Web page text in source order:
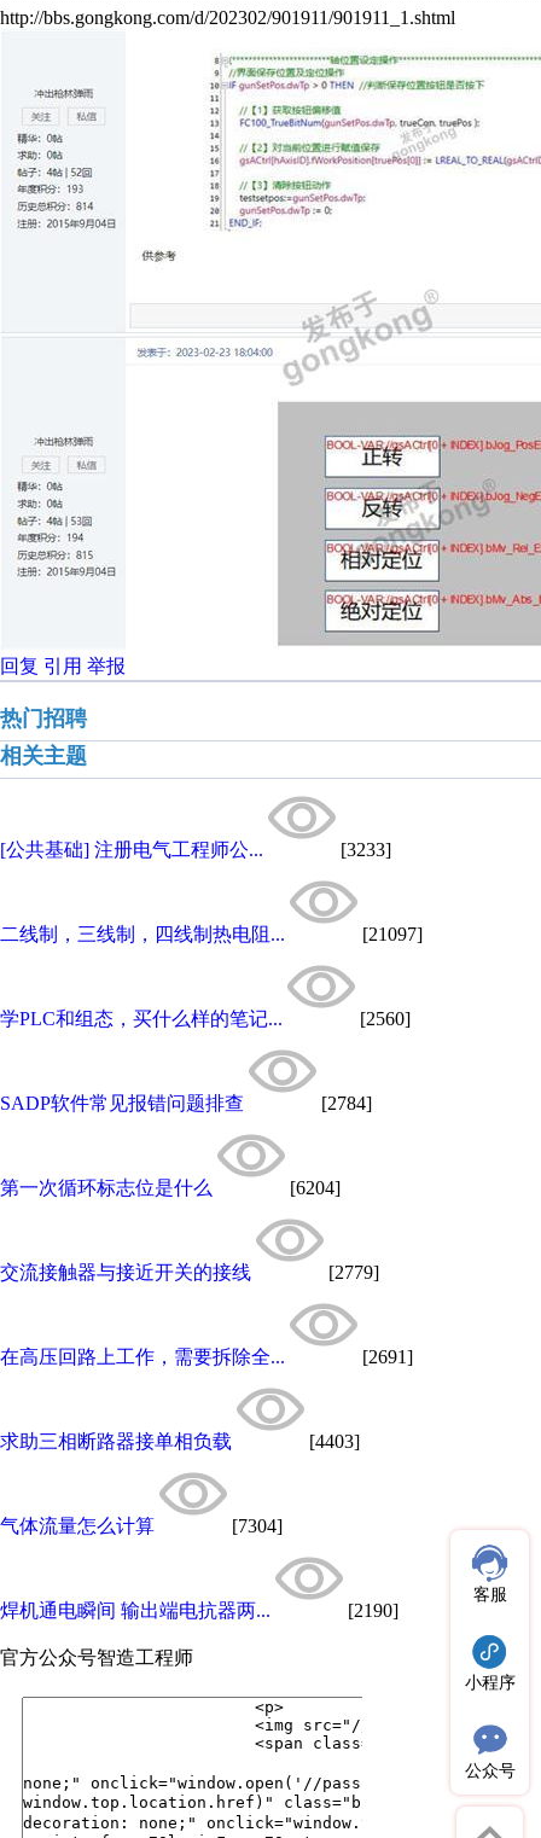
http://bbs.gongkong.com/d/202302/901911/901911_1.shtml
回复 引用 举报
热门招聘
相关主题
[公共基础] 注册电气工程师公... [3233]
二线制，三线制，四线制热电阻... [21097]
学PLC和组态，买什么样的笔记... [2560]
SADP软件常见报错问题排查 [2784]
第一次循环标志位是什么 [6204]
交流接触器与接近开关的接线 [2779]
在高压回路上工作，需要拆除全... [2691]
求助三相断路器接单相负载 [4403]
气体流量怎么计算 [7304]
焊机通电瞬间 输出端电抗器两... [2190]
官方公众号智造工程师
客服
小程序
公众号